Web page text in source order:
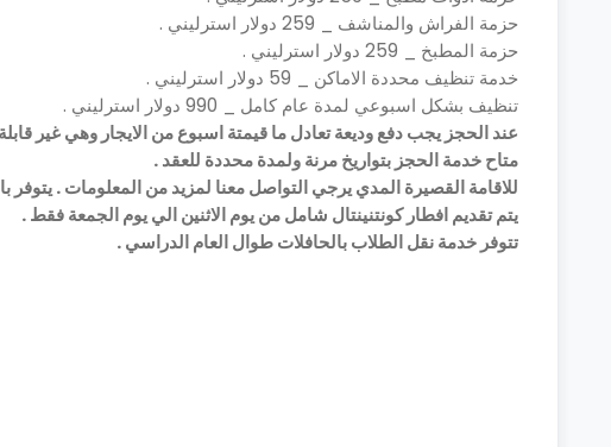
حزمة الفراش والمناشف _ 259 دولار استرليني .
حزمة المطبخ _ 259 دولار استرليني .
خدمة تنظيف محددة الاماكن _ 59 دولار استرليني .
تنظيف بشكل اسبوعي لمدة عام كامل _ 990 دولار استرليني .
عند الحجز يجب دفع وديعة تعادل ما قيمتة اسبوع من الايجار وهي غير
متاح خدمة الحجز بتواريخ مرنة ولمدة محددة للعقد .
للاقامة القصيرة المدي يرجي التواصل معنا لمزيد من المعلومات . يتوفر
يتم تقديم افطار كونتنينتال شامل من يوم الاثنين الي يوم الجمعة فقط .
تتوفر خدمة نقل الطلاب بالحافلات طوال العام الدراسي .